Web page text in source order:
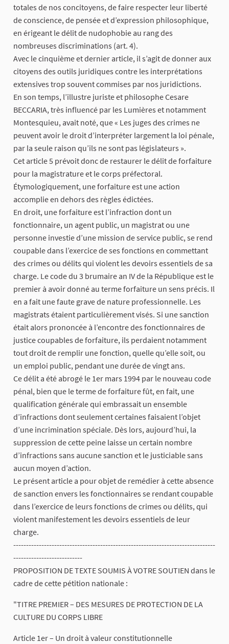
totales de nos concitoyens, de faire respecter leur liberté
de conscience, de pensée et d’expression philosophique,
en érigeant le délit de nudophobie au rang des
nombreuses discriminations (art. 4).
Avec le cinquième et dernier article, il s’agit de donner aux
citoyens des outils juridiques contre les interprétations
extensives trop souvent commises par nos juridictions.
En son temps, l’illustre juriste et philosophe Cesare
BECCARIA, très influencé par les Lumières et notamment
Montesquieu, avait noté, que « Les juges des crimes ne
peuvent avoir le droit d’interpréter largement la loi pénale,
par la seule raison qu’ils ne sont pas législateurs ».
Cet article 5 prévoit donc de restaurer le délit de forfaiture
pour la magistrature et le corps préfectoral.
Étymologiquement, une forfaiture est une action
accomplie en dehors des règles édictées.
En droit, une forfaiture est l’infraction dont un
fonctionnaire, un agent public, un magistrat ou une
personne investie d’une mission de service public, se rend
coupable dans l’exercice de ses fonctions en commettant
des crimes ou délits qui violent les devoirs essentiels de sa
charge. Le code du 3 brumaire an IV de la République est le
premier à avoir donné au terme forfaiture un sens précis. Il
en a fait une faute grave de nature professionnelle. Les
magistrats étaient particulièrement visés. Si une sanction
était alors prononcée à l’encontre des fonctionnaires de
justice coupables de forfaiture, ils perdaient notamment
tout droit de remplir une fonction, quelle qu’elle soit, ou
un emploi public, pendant une durée de vingt ans.
Ce délit a été abrogé le 1er mars 1994 par le nouveau code
pénal, bien que le terme de forfaiture fût, en fait, une
qualification générale qui embrassait un ensemble
d’infractions dont seulement certaines faisaient l’objet
d’une incrimination spéciale. Dès lors, aujourd’hui, la
suppression de cette peine laisse un certain nombre
d’infractions sans aucune sanction et le justiciable sans
aucun moyen d’action.
Le présent article a pour objet de remédier à cette absence
de sanction envers les fonctionnaires se rendant coupable
dans l’exercice de leurs fonctions de crimes ou délits, qui
violent manifestement les devoirs essentiels de leur
charge.
-------------------------------------------------------------------------------
---------------------------
PROPOSITION DE TEXTE SOUMIS À VOTRE SOUTIEN dans le
cadre de cette pétition nationale :
"TITRE PREMIER – DES MESURES DE PROTECTION DE LA
CULTURE DU CORPS LIBRE
Article 1er – Un droit à valeur constitutionnelle